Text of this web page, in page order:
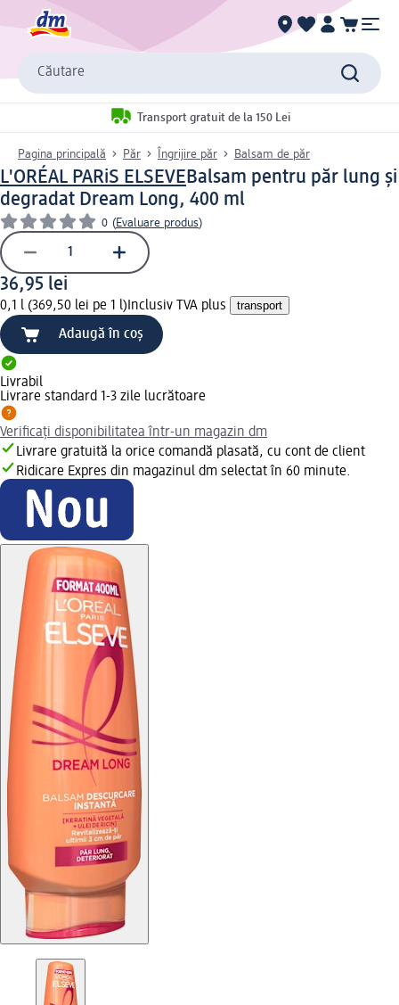
Căutare
Transport gratuit de la 150 Lei
Pagina principală Păr Îngrijire păr Balsam de păr
L'ORÉAL PARiS ELSEVEBalsam pentru păr lung și
degradat Dream Long, 400 ml
0 (Evaluare produs)
36,95 lei
0,1 l (369,50 lei pe 1 l) Inclusiv TVA plus transport
Adaugă în coș
Livrabil
Livrare standard 1-3 zile lucrătoare
Verificați disponibilitatea într-un magazin dm
Livrare gratuită la orice comandă plasată, cu cont de client
Ridicare Expres din magazinul dm selectat în 60 minute.